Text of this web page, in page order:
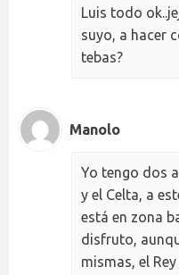
Luis todo
suyo, a hacer
tebas?
Manolo
Yo tengo dos
y el Celta, a
está en zona
disfruto,
mismas, el